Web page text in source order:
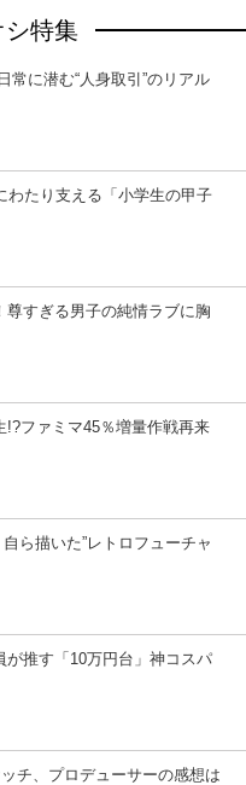
特集
常に潜む“人身取引”のリアル
わたり支える「小学生の甲子
尊すぎる男子の純情ラブに胸
!?ファミマ45％増量作戦再来
ら描いた”レトロフューチャ
が推す「10万円台」神コスパ
チ、プロデューサーの感想は